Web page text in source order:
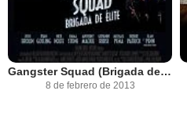
Gangster Squad (Brigada de élite)
8 de febrero de 2013